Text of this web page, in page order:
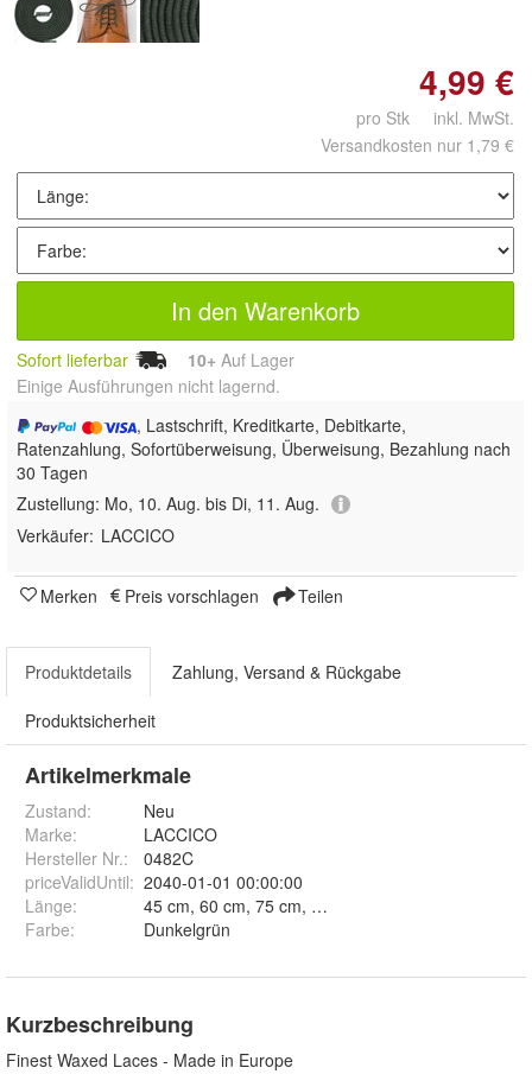
4,99 €
pro Stk inkl. MwSt.
Versandkosten nur 1,79 €
In den Warenkorb
Sofort lieferbar 10+ Auf Lager
Einige Ausführungen nicht lagernd.
, Lastschrift, Kreditkarte, Debitkarte,
Ratenzahlung, Sofortüberweisung, Überweisung, Bezahlung nach
30 Tagen
Zustellung: Mo, 10. Aug. bis Di, 11. Aug.
Verkäufer: LACCICO
Merken Preis vorschlagen Teilen
Produktdetails Zahlung, Versand & Rückgabe
Produktsicherheit
Artikelmerkmale
Zustand:
Neu
Marke:
LACCICO
Hersteller Nr.:
0482C
priceValidUntil: 2040-01-01 00:00:00
Länge:
Farbe: Dunkelgrün
Kurzbeschreibung
Finest Waxed Laces - Made in Europe